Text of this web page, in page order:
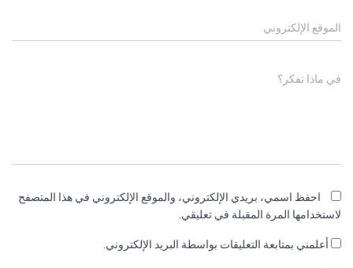
الموقع الإلكتروني
في ماذا تفكر؟
احفظ اسمي، بريدي الإلكتروني، والموقع الإلكتروني في هذا المتصفح
لاستخدامها المرة المقبلة في تعليقي.
أعلمني بمتابعة التعليقات بواسطة البريد الإلكتروني.